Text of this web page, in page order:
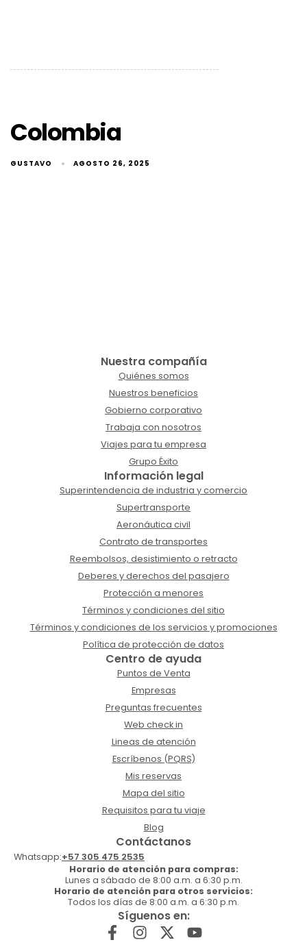
Colombia
GUSTAVO AGOSTO 26, 2025
Nuestra compañía
Quiénes somos
Nuestros beneficios
Gobierno corporativo
Trabaja con nosotros
Viajes para tu empresa
Grupo Éxito
Información legal
Superintendencia de industria y comercio
Supertransporte
Aeronáutica civil
Contrato de transportes
Reembolsos, desistimiento o retracto
Deberes y derechos del pasajero
Protección a menores
Términos y condiciones del sitio
Términos y condiciones de los servicios y promociones
Política de protección de datos
Centro de ayuda
Puntos de Venta
Empresas
Preguntas frecuentes
Web check in
Lineas de atención
Escríbenos (PQRS)
Mis reservas
Mapa del sitio
Requisitos para tu viaje
Blog
Contáctanos
Whatsapp:+57 305 475 2535
Horario de atención para compras:
Lunes a sábado de 8:00 a.m. a 6:30 p.m.
Horario de atención para otros servicios:
Todos los días de 8:00 a.m. a 6:30 p.m.
Síguenos en: